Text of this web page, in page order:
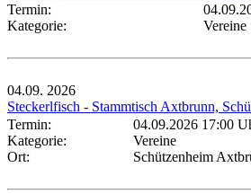
Termin:
Kategorie:
Vereine
04.09. 2026
Steckerlfisch - Stammtisch Axtbrunn,
Termin:
04.09.2026 17:00
Kategorie:
Vereine
Ort:
Schützenheim